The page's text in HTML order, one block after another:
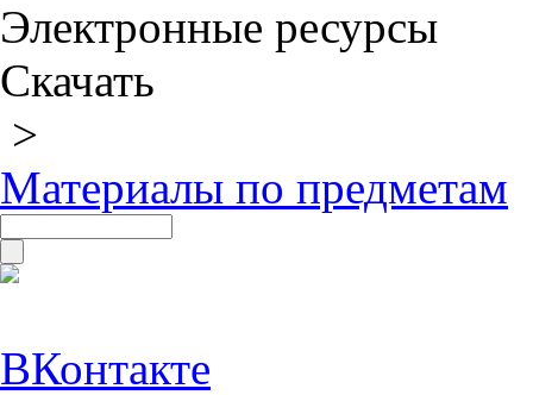
Электронные ресурсы
Скачать
>
Материалы по предметам
ВКонтакте